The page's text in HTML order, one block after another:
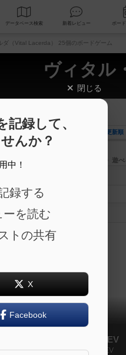
データベース 検索 新着レビュー
ダ（Vital Lacerda） 25個のボードゲーム
ヴィタル
更新順
ス名を対象にフリーワード検索ができま
ザイナー名を指定して検索できます。
イナー プ
遊
世界観や登場人物などモチーフ・
テーマ/フレーバー
カンバンEV
Kanban EV
閉じる
録して、
んか？
中！
録する
を読む
トの共有
X
Facebook